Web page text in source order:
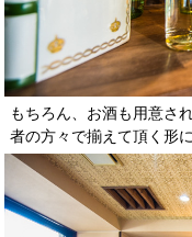
もちろん、お酒も用意さ
者の方々で揃えて頂く形